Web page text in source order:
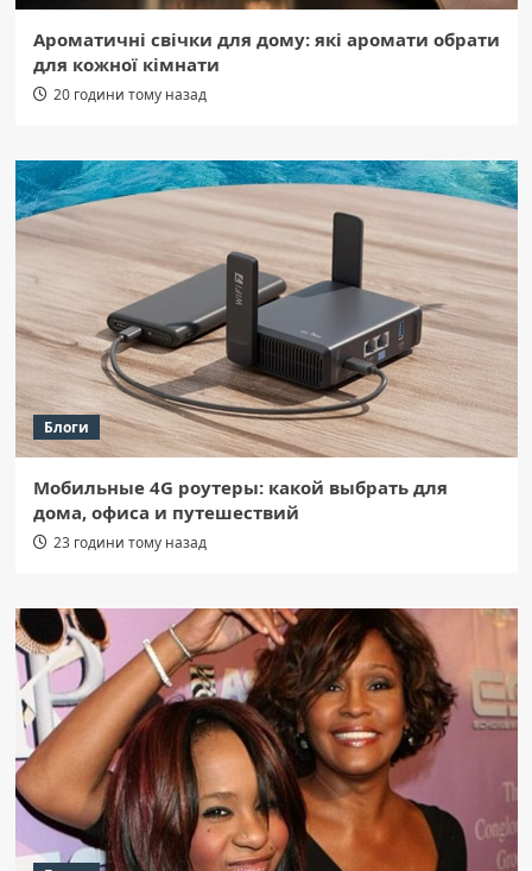
Ароматичні свічки для дому: які аромати обрати
для кожної кімнати
20 години тому назад
Блоги
Мобильные 4G роутеры: какой выбрать для
дома, офиса и путешествий
23 години тому назад